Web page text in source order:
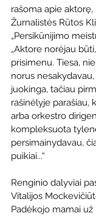
rašoma apie aktorę,
Žurnalistės Rūtos
„Persikūnijimo
„Aktore norėjau
prisimenu. Tiesa,
norus
juokinga, tačiau
rašinėlyje parašiau,
arba orkestro
kompleksuota
persimainydavau,
puikiai...“
Renginio dalyviai
Vitalijos
Padėkojo mamai